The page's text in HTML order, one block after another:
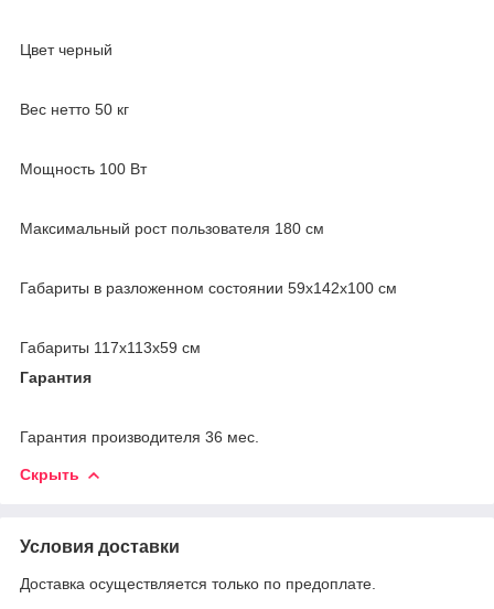
Цвет черный
Вес нетто 50 кг
Мощность 100 Вт
Максимальный рост пользователя 180 см
Габариты в разложенном состоянии 59x142x100 см
Габариты 117x113x59 см
Гарантия
Гарантия производителя 36 мес.
Скрыть
Условия доставки
Доставка осуществляется только по предоплате.